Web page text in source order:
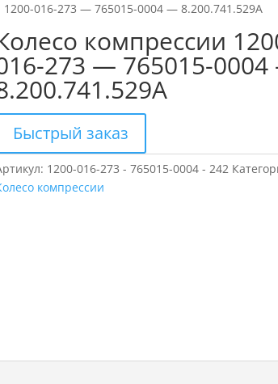
016-273 — 765015-0004 — 8.200.741.529A
компрессии
273 — 765015-
Быстрый заказ
1200-016-273 - 765015-0004 - 242
компрессии